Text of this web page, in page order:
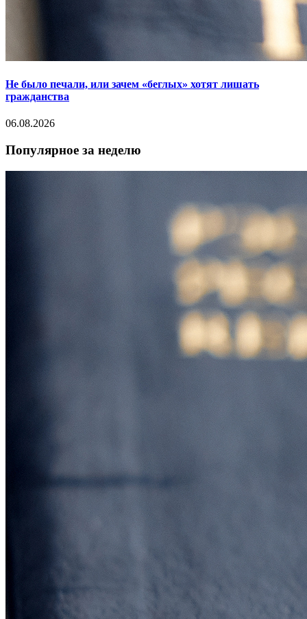
Не было печали, или зачем «беглых» хотят лишать
гражданства
06.08.2026
Популярное за неделю